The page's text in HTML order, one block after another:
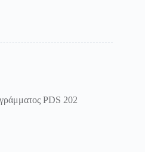
PDS 202